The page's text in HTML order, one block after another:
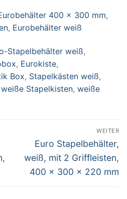
400 x 300 mm,
, Eurobehälter weiß
Stapelbehälter weiß,
, Eurokiste,
Box, Stapelkästen weiß,
weiße Stapelkisten, weiße
WEITER
Nächster
Beitrag:
Euro Stapelbehälter,
weiß, mit 2 Griffleisten,
400 x 300 x 220 mm